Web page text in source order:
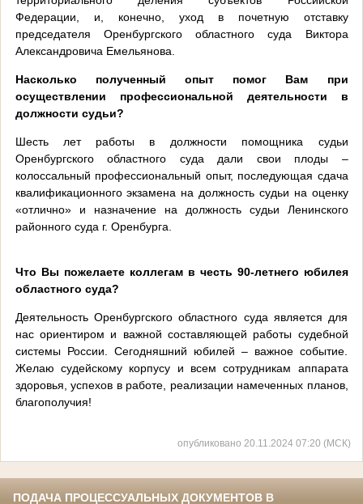
Федерации, и, конечно, уход в почетную отставку
председателя Оренбургского областного суда Виктора
Александровича Емельянова.
Насколько полученный опыт помог Вам при
осуществлении профессиональной деятельности в
должности судьи?
Шесть лет работы в должности помощника судьи
Оренбургского областного суда дали свои плоды –
колоссальный профессиональный опыт, последующая сдача
квалификационного экзамена на должность судьи на оценку
«отлично» и назначение на должность судьи Ленинского
районного суда г. Оренбурга.
Что Вы пожелаете коллегам в честь 90-летнего юбилея
областного суда?
Деятельность Оренбургского областного суда является для
нас ориентиром и важной составляющей работы судебной
системы России. Сегодняшний юбилей – важное событие.
Желаю судейскому корпусу и всем сотрудникам аппарата
здоровья, успехов в работе, реализации намеченных планов,
благополучия!
опубликовано 20.11.2024 07:20 (МСК)
ПОДАЧА ПРОЦЕССУАЛЬНЫХ ДОКУМЕНТОВ В